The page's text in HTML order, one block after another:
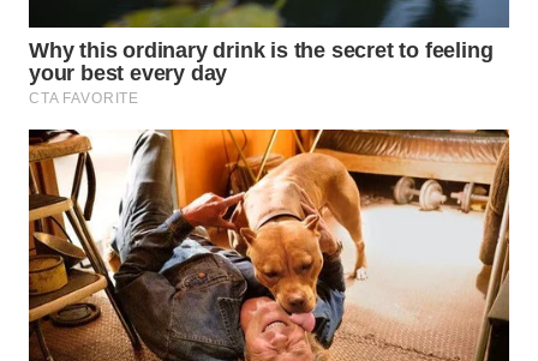
SUKABUMI
WN
PURWAKARTA
WN
PRIANGAN
TIMUR
WN
SEMARANG